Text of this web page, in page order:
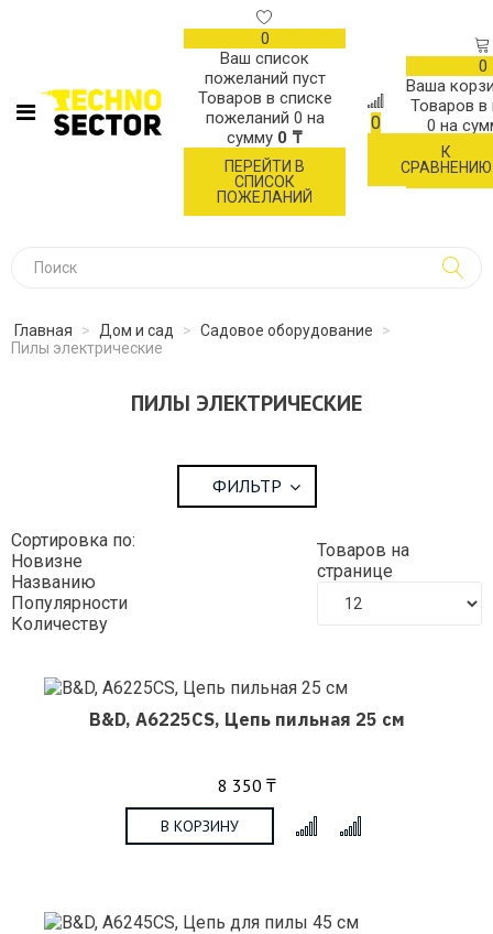
0
Ваш список
пожеланий пуст
Товаров в списке
пожеланий 0 на
сумму 0 ₸
ПЕРЕЙТИ В
СПИСОК
ПОЖЕЛАНИЙ
0
К
СРАВНЕНИЮ
0
Ваша
Товаров в
0 на
Главная > Дом и сад > Садовое оборудование
>
Пилы электрические
ПИЛЫ ЭЛЕКТРИЧЕСКИЕ
ФИЛЬТР
Сортировка по:
Новизне
Названию
Популярности
Количеству
Товаров на
странице
B&D, A6225CS, Цепь пильная 25 см
8 350 ₸
В КОРЗИНУ